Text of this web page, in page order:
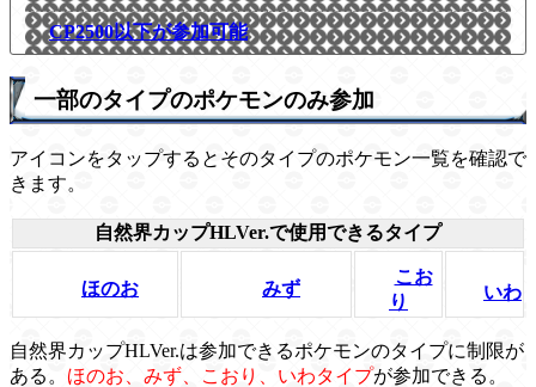
CP2500以下が参加可能
一部のタイプのポケモンのみ参加
アイコンをタップするとそのタイプのポケモン一覧を確認で
きます。
自然界カップHLVer.で使用できるタイプ
ほのお みず
こお
り
いわ
自然界カップHLVer.は参加できるポケモンのタイプに制限が
ある。 ほのお、みず、こおり、いわタイプが参加できる。